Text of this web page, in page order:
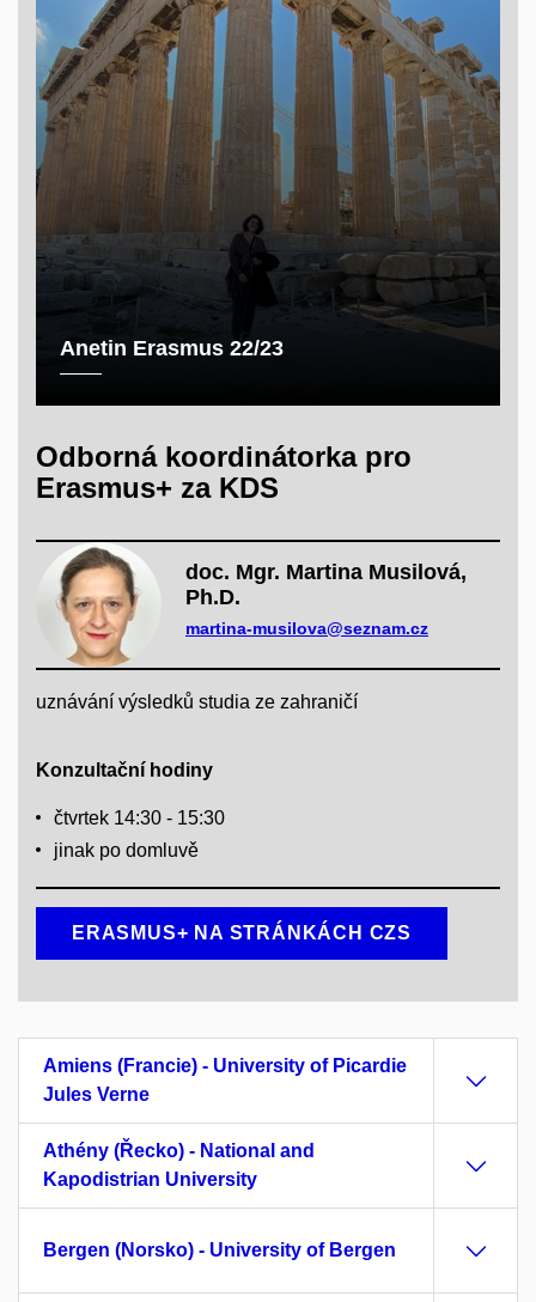
Anetin Erasmus 22/23
Odborná koordinátorka pro
Erasmus+ za KDS
doc. Mgr. Martina Musilová,
Ph.D.
martina-musilova@seznam.cz
uznávání výsledků studia ze zahraničí
Konzultační hodiny
čtvrtek 14:30 - 15:30
jinak po domluvě
ERASMUS+ NA STRÁNKÁCH CZS
Amiens (Francie) - University of Picardie
Jules Verne
Athény (Řecko) - National and
Kapodistrian University
Bergen (Norsko) - University of Bergen